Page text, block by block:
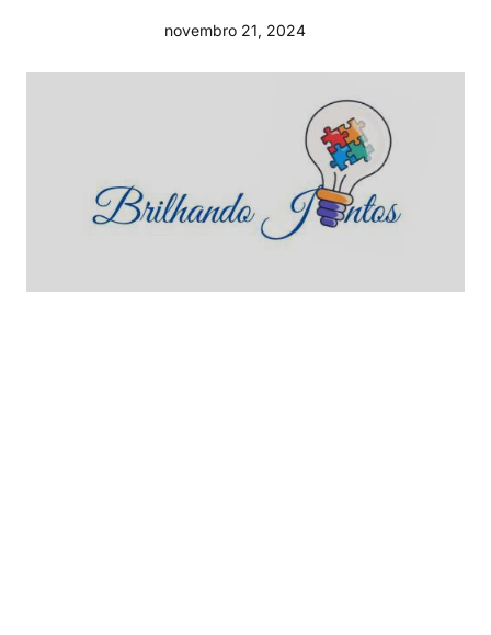
novembro 21, 2024